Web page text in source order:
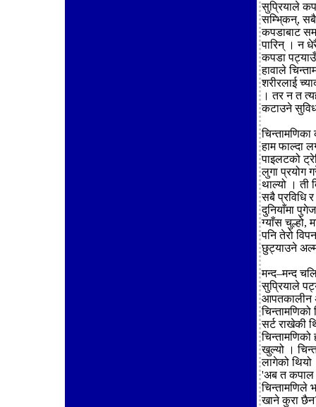
सुप्रियाले
सम्भि्कन्,
कपडाबाट
पारिन् । न
कपडा
हावाले
शरीरलाई
। तर न त
कटाउने
हाम फाल्दा
पाइलटको
लुगा प्रयोग
थाल्यो । ती
सबै प्रविधि
दुनियाँमा
ग्याँस चुल्हो,
पनि तेरो
छुट्याउने
मन्द–मन्द
सुप्रियाले
आपतकालीन
सर्ट राखेकी
चिन्तामणिको
खुल्यो ।
लागेको
'अब त कपाल
खाने कुरा